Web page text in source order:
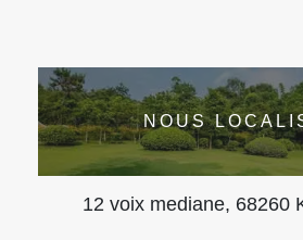
NOUS
12 voix mediane, 68260